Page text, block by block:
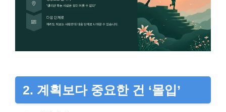
2. 계획보다 중요한 건 ‘몰입’